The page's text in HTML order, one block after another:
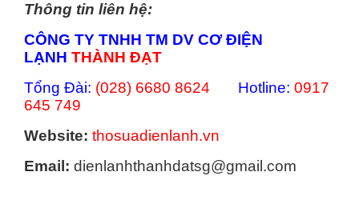
Thông tin liên hệ:
CÔNG TY TNHH TM DV CƠ ĐIỆN
LẠNH THÀNH ĐẠT
Tổng Đài: (028) 6680 8624 Hotline: 0917
645 749
Website: thosuadienlanh.vn
Email: dienlanhthanhdatsg@gmail.com